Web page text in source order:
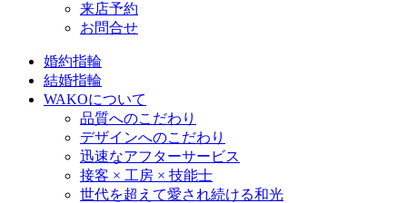
来店予約
お問合せ
婚約指輪
結婚指輪
WAKOについて
品質へのこだわり
デザインへのこだわり
迅速なアフターサービス
接客 × 工房 × 技能士
世代を超えて愛され続ける和光